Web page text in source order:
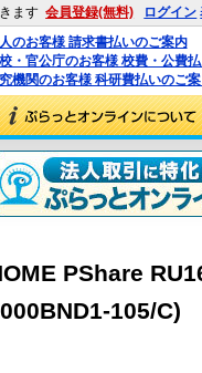
ます 会員登録(無料) ログイン
のお客様 請求書払いのご案内
・官公庁のお客様 校費・公費
機関のお客様 科研費払いのご
PShare
105/C)